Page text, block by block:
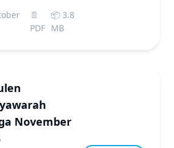
📄
PDF
📦 3.8
MB
November